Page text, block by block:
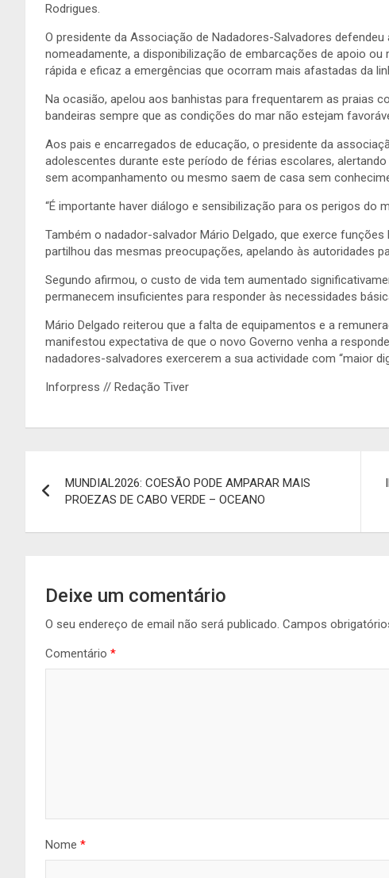
Rodrigues.
O presidente da Associação de Nadadores-Salvadores
nomeadamente, a disponibilização de embarcações de apoio
rápida e eficaz a emergências que ocorram mais afastadas da
Na ocasião, apelou aos banhistas para frequentarem as praias
bandeiras sempre que as condições do mar não estejam
Aos pais e encarregados de educação, o presidente da
adolescentes durante este período de férias escolares,
sem acompanhamento ou mesmo saem de casa sem
“É importante haver diálogo e sensibilização para os perigos do
Também o nadador-salvador Mário Delgado, que exerce
partilhou das mesmas preocupações, apelando às autoridades
Segundo afirmou, o custo de vida tem aumentado
permanecem insuficientes para responder às necessidades
Mário Delgado reiterou que a falta de equipamentos e a
manifestou expectativa de que o novo Governo venha a
nadadores-salvadores exercerem a sua actividade com “maior
Inforpress // Redação Tiver
de
artigos
MUNDIAL2026: COESÃO PODE AMPARAR MAIS
PROEZAS DE CABO VERDE – OCEANO
Deixe um comentário
O seu endereço de email não será publicado. Campos
Comentário *
Nome *